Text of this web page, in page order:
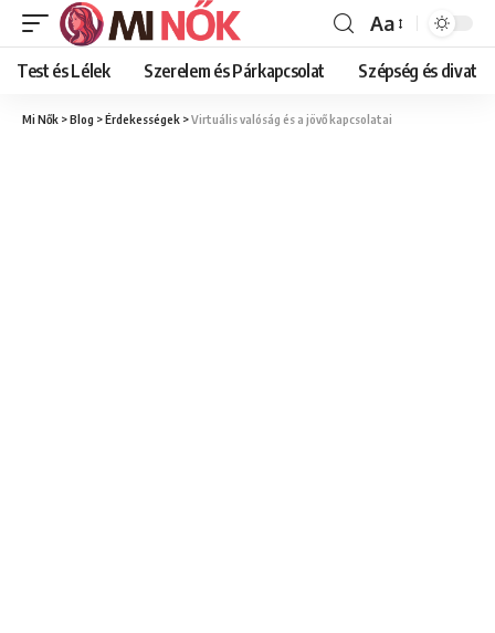
Font
Resizer
Aa
Test és Lélek Szerelem és Párkapcsolat Szépség és divat
Mi Nők >Blog >Érdekességek >Virtuális valóság és a jövő kapcsolatai